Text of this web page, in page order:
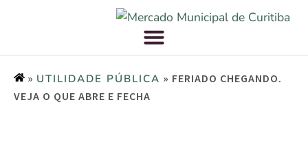
» UTILIDADE PÚBLICA » FERIADO CHEGANDO.
VEJA O QUE ABRE E FECHA